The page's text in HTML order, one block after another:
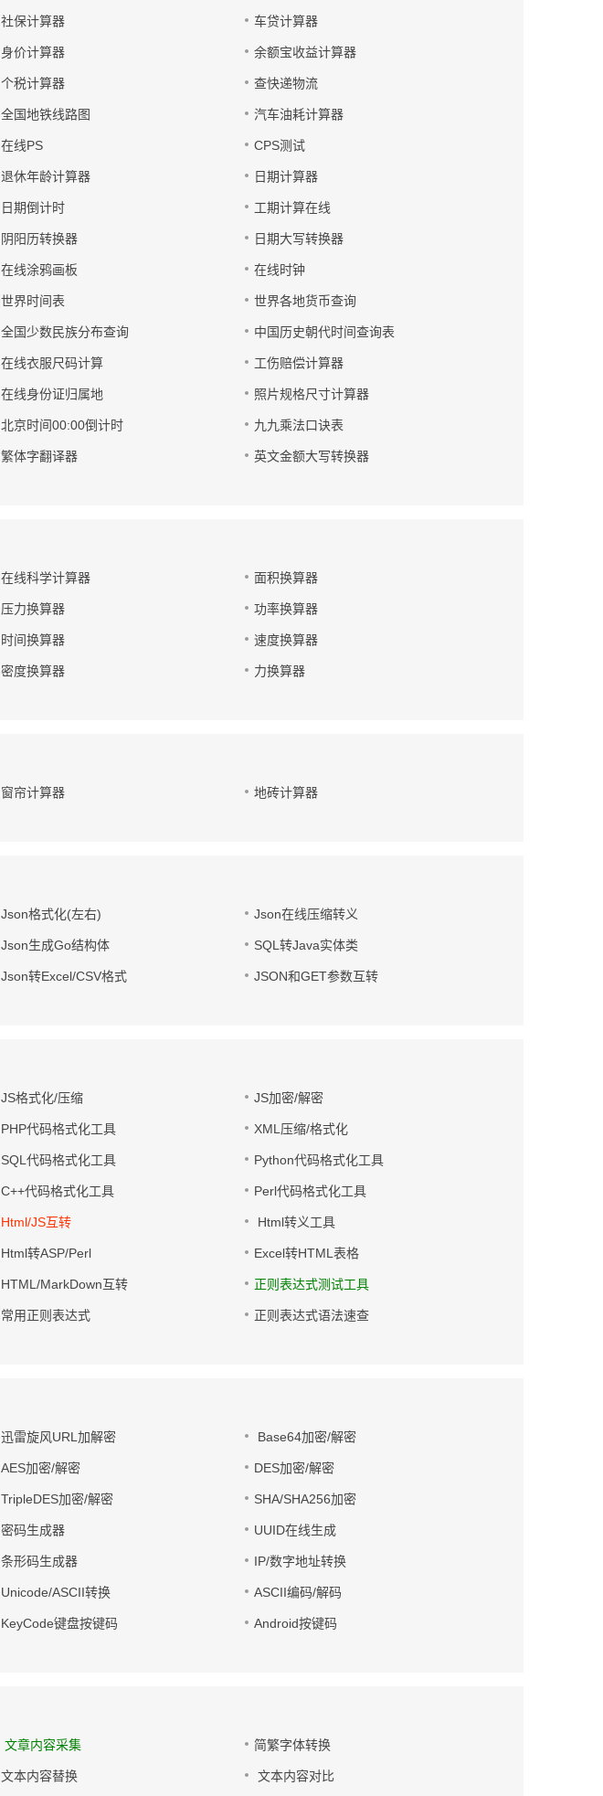
社保计算器 车贷计算器
身价计算器 余额宝收益计算器
个税计算器 查快递物流
全国地铁线路图 汽车油耗计算器
在线PS CPS测试
退休年龄计算器 日期计算器
日期倒计时 工期计算在线
阴阳历转换器 日期大写转换器
在线涂鸦画板 在线时钟
世界时间表 世界各地货币查询
全国少数民族分布查询 中国历史朝代时间查询表
在线衣服尺码计算 工伤赔偿计算器
在线身份证归属地 照片规格尺寸计算器
北京时间00:00倒计时 九九乘法口诀表
繁体字翻译器 英文金额大写转换器
在线科学计算器 面积换算器
压力换算器 功率换算器
时间换算器 速度换算器
密度换算器 力换算器
窗帘计算器 地砖计算器
Json格式化(左右) Json在线压缩转义
Json生成Go结构体 SQL转Java实体类
Json转Excel/CSV格式 JSON和GET参数互转
JS格式化/压缩 JS加密/解密
PHP代码格式化工具 XML压缩/格式化
SQL代码格式化工具 Python代码格式化工具
C++代码格式化工具 Perl代码格式化工具
Html/JS互转 Html转义工具
Html转ASP/Perl Excel转HTML表格
HTML/MarkDown互转 正则表达式测试工具
常用正则表达式 正则表达式语法速查
迅雷旋风URL加解密 Base64加密/解密
AES加密/解密 DES加密/解密
TripleDES加密/解密 SHA/SHA256加密
密码生成器 UUID在线生成
条形码生成器 IP/数字地址转换
Unicode/ASCII转换 ASCII编码/解码
KeyCode键盘按键码 Android按键码
文章内容采集 简繁字体转换
文本内容替换 文本内容对比